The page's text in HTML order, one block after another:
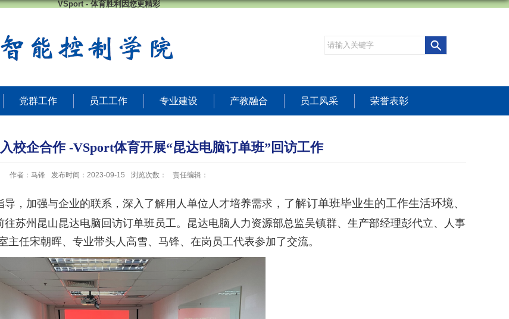
VSport - 体育胜利因您更精彩
党群工作 员工工作 专业建设 产教融合 员工风采 荣誉表彰
校企合作 -VSport体育开展“昆达电脑订单班”回访工作
作者：马锋 发布时间：2023-09-15 浏览次数： 责任编辑：
，加强与企业的联系，深入了解用人单位人才培养需求，了解订单班毕业生的工作生活环境、
往苏州昆山昆达电脑 回访订单班员工。昆达电脑人力资源部总监吴镇群、生产部经理彭代立、人事
任宋朝晖、专业带头人高雪、马锋、在岗员工代表参加了交流。